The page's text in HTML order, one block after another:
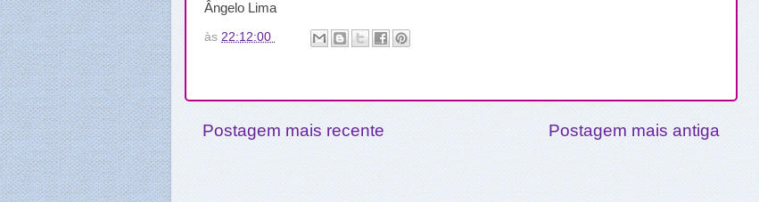
Ângelo Lima
às 22:12:00
Postagem mais recente Postagem mais antiga